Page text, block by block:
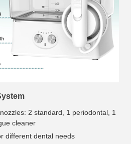
2 standard, 1 periodontal, 1
cleaner
different dental needs